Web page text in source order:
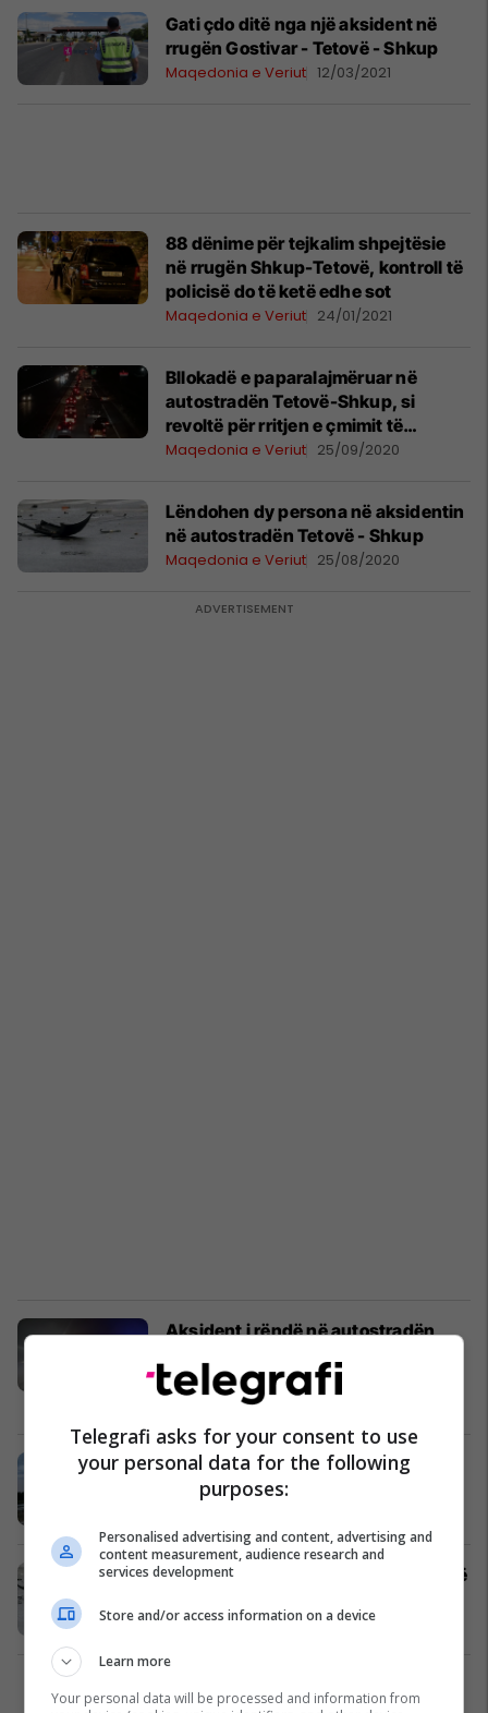
Gati çdo ditë nga një aksident në
rrugën Gostivar - Tetovë - Shkup
Maqedonia e Veriut 12/03/2021
88 dënime për tejkalim shpejtësie
në rrugën Shkup-Tetovë, kontroll të
policisë do të ketë edhe sot
Maqedonia e Veriut 24/01/2021
Bllokadë e paparalajmëruar në
autostradën Tetovë-Shkup, si
revoltë për rritjen e çmimit të
energjisë elektrike
Maqedonia e Veriut 25/09/2020
Lëndohen dy persona në aksidentin
në autostradën Tetovë - Shkup
Maqedonia e Veriut 25/08/2020
Aksident i rëndë në autostradën
katër persona
Maqedonia e Veriut 06/08/2020
Aksident në autostradën Tetovë -
Shkup, disa të lënduar
Digjet një automjet në rrugën Tetovë
Kronikë e Zezë 27/06/2020
2
Telegrafi asks for your consent to use
your personal data for the following
purposes:
Personalised advertising and content, advertising and
content measurement, audience research and
services development
Store and/or access information on a device
Learn more
Your personal data will be processed and information from